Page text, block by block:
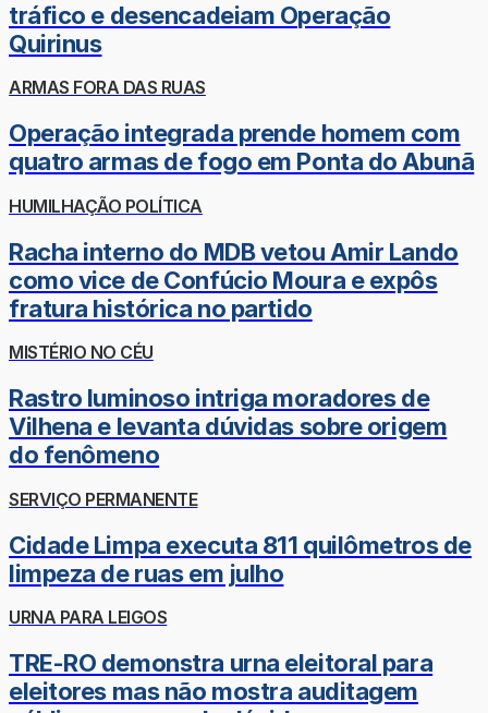
tráfico e desencadeiam Operação
Quirinus
ARMAS FORA DAS RUAS
Operação integrada prende homem com
quatro armas de fogo em Ponta do Abunã
HUMILHAÇÃO POLÍTICA
Racha interno do MDB vetou Amir Lando
como vice de Confúcio Moura e expôs
fratura histórica no partido
MISTÉRIO NO CÉU
Rastro luminoso intriga moradores de
Vilhena e levanta dúvidas sobre origem
do fenômeno
SERVIÇO PERMANENTE
Cidade Limpa executa 811 quilômetros de
limpeza de ruas em julho
URNA PARA LEIGOS
TRE-RO demonstra urna eleitoral para
eleitores mas não mostra auditagem